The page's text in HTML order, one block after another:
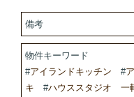
備考
物件キーワード
#アイランドキッチン #
キ #ハウススタジオ 一